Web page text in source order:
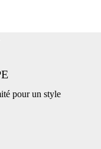
pour un style